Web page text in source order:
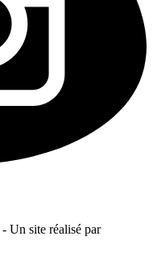
- Un site réalisé par